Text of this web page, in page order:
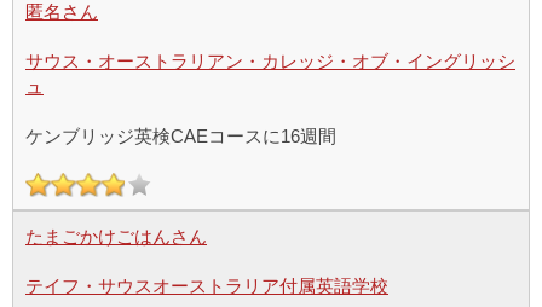
匿名さん
サウス・オーストラリアン・カレッジ・オブ・イングリッシ
ュ
ケンブリッジ英検CAEコースに16週間
たまごかけごはんさん
テイフ・サウスオーストラリア付属英語学校